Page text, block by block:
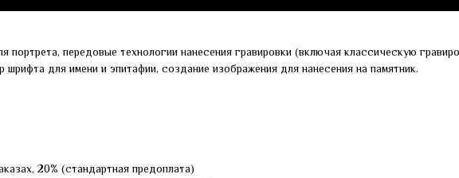
портрета, передовые технологии нанесения гравировки (включая классическую
шрифта для имени и эпитафии, создание изображения для нанесения на памятник.
20% (стандартная предоплата)